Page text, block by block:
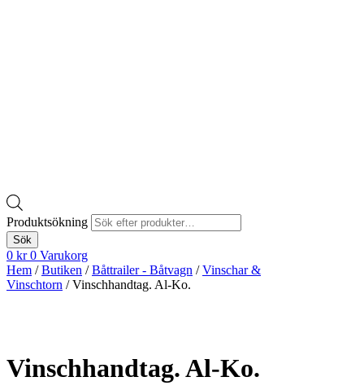
Produktsökning
Sök
0 kr 0 Varukorg
Hem /Butiken /Båttrailer - Båtvagn /Vinschar &
Vinschtorn / Vinschhandtag. Al-Ko.
Vinschhandtag. Al-Ko.